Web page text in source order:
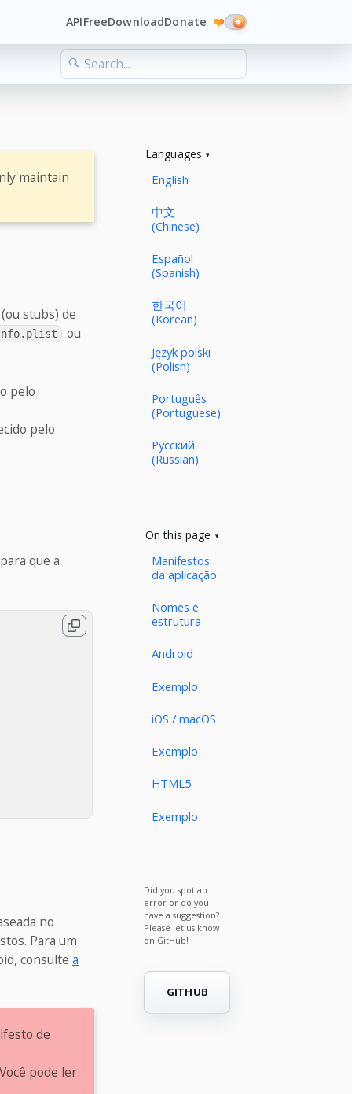
APIFreeDownloadDonate ❤️
maintain
stubs) de
ou
pelo
pelo
que a
no
Para um
consulte a
de
pode ler
Languages
English
中文
(Chinese)
Español
(Spanish)
한국어
(Korean)
Język polski
(Polish)
Português
(Portuguese)
Русский
(Russian)
On this page
Manifestos
da aplicação
Nomes e
estrutura
Android
Exemplo
iOS / macOS
Exemplo
HTML5
Exemplo
Did you spot an
error or do you
have a suggestion?
Please let us know
on GitHub!
GITHUB